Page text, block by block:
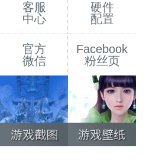
客服
中心
硬件
配置
官方
微信
Facebook
粉丝页